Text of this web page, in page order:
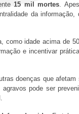
15 mil mortes.
da
idade acima de
e incentivar
doenças que
pode ser